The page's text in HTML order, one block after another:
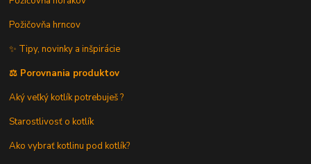
Požičovňa hrncov
✨ Tipy, novinky a inšpirácie
⚖️ Porovnania produktov
Aký veľký kotlík potrebuješ ?
Starostlivosť o kotlík
Ako vybrať kotlinu pod kotlík?